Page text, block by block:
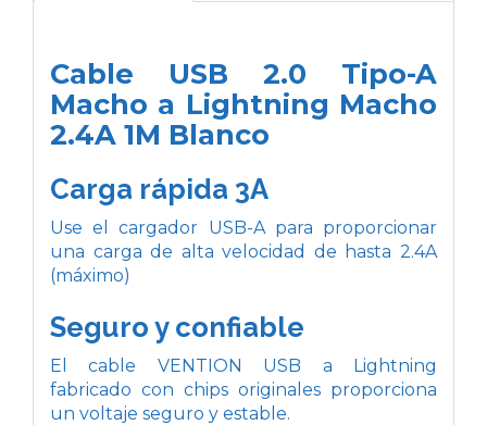
Cable USB 2.0 Tipo-A
Macho a Lightning Macho
2.4A 1M Blanco
Carga rápida 3A
Use el cargador USB-A para proporcionar
una carga de alta velocidad de hasta 2.4A
(máximo)
Seguro y confiable
El cable VENTION USB a Lightning
fabricado con chips originales proporciona
un voltaje seguro y estable.